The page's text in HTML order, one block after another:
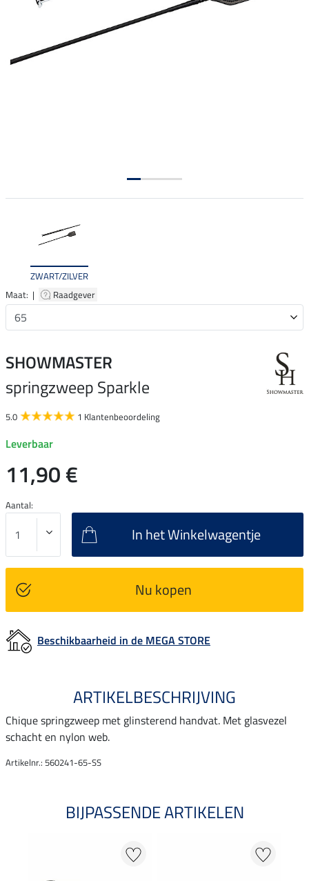
ZWART/ZILVER
Maat: |
Raadgever
SHOWMASTER
springzweep Sparkle
5.0 1 Klantenbeoordeling
Leverbaar
11,90 €
Aantal:
In het Winkelwagentje
Nu kopen
Beschikbaarheid in de MEGA STORE
ARTIKELBESCHRIJVING
Chique springzweep met glinsterend handvat. Met glasvezel
schacht en nylon web.
Artikelnr.: 560241-65-SS
BIJPASSENDE ARTIKELEN